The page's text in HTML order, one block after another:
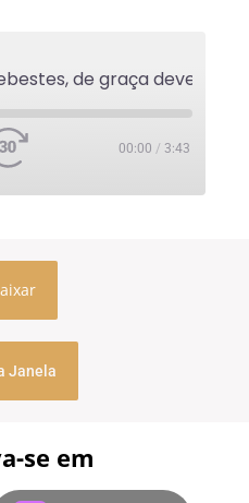
00:00 / 3:43
Janela
se em